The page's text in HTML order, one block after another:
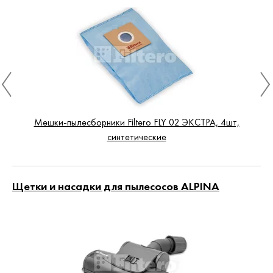
Мешки-пылесборники Filtero FLY 02 ЭКСТРА, 4шт,
синтетические
Щетки и насадки для пылесосов ALPINA